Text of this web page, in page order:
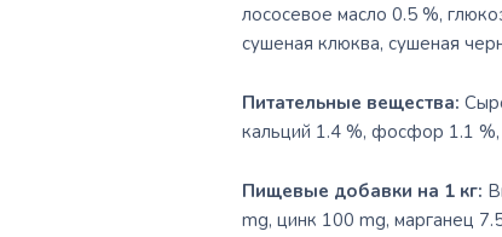
лососевое масло 0.5 %,
сушеная клюква, сушеная
Питательные вещества:
кальций 1.4 %, фосфор 1.1
Пищевые добавки на 1 кг:
mg, цинк 100 mg, марганец